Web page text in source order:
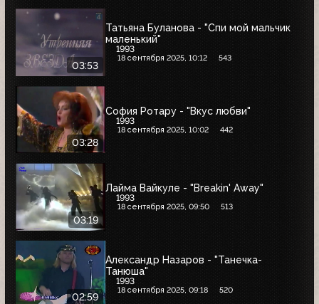
03:53
Татьяна Буланова - "Спи мой мальчик
маленький"
1993
18 сентября 2025, 10:12 543
03:28
София Ротару - "Вкус любви"
1993
18 сентября 2025, 10:02 442
03:19
Лайма Вайкуле - "Breakin' Away"
1993
18 сентября 2025, 09:50 513
02:59
Александр Назаров - "Танечка-
Танюша"
1993
18 сентября 2025, 09:18 520